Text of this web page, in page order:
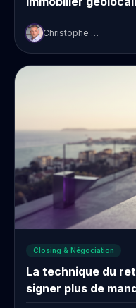
chaque prospect
Christophe Prudent
Closing & Négociation
La technique du
signer plus de